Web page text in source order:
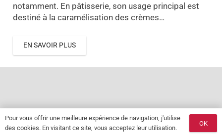
notamment. En pâtisserie, son usage principal est
destiné à la caramélisation des crèmes…
EN SAVOIR PLUS
Pour vous offrir une meilleure expérience de navigation, j'utilise
des cookies. En visitant ce site, vous acceptez leur utilisation.
OK